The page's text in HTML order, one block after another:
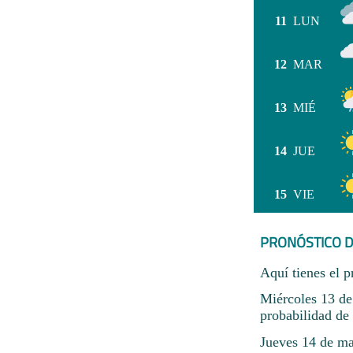
11 LUN
12 MAR
13 MIÉ
14 JUE
15 VIE
PRONÓSTICO
Aquí tienes el
Miércoles 13
probabilidad
Jueves 14 de